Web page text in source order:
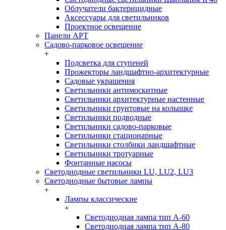
Облучатели бактерицидные
Аксессуары для светильников
Проектное освещение
Панели АРТ
Садово-парковое освещение
+
Подсветка для ступеней
Прожекторы ландшафтно-архитектурные
Садовые украшения
Светильники антимоскитные
Светильники архитектурные настенные
Светильники грунтовые на колышке
Светильники подводные
Светильники садово-парковые
Светильники стационарные
Светильники столбики ландшафтные
Светильники тротуарные
Фонтанные насосы
Светодиодные светильники LU, LU2, LU3
Светодиодные бытовые лампы
+
Лампы классические
+
Светодиодная лампа тип A-60
Светодиодная лампа тип A-80